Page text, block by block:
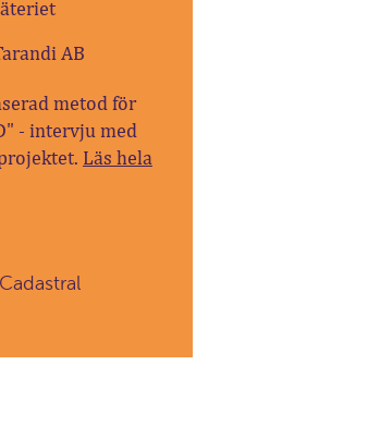
AB
metod för
- intervju med
Läs hela